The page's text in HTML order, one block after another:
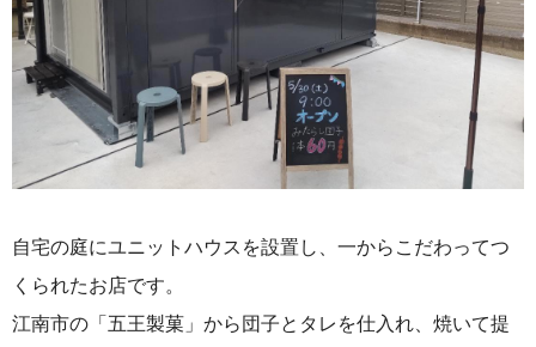
自宅の庭にユニットハウスを設置し、一からこだわってつ
くられたお店です。
江南市の「五王製菓」から団子とタレを仕入れ、焼いて提